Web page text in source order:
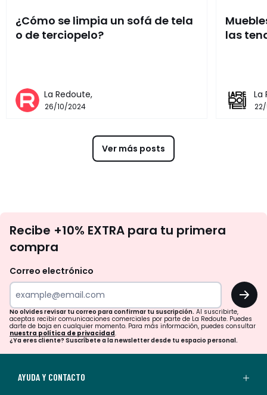
¿Cómo se limpia un sofá de tela
o de terciopelo?
La Redoute,
26/10/2024
las
La
Ver más posts
te
tu
para
confirmar
tu
suscripción.
Recibe +10% EXTRA para tu primera
compra
Correo electrónico
OK
No olvides revisar tu correo para confirmar tu suscripción. Al suscribirte,
aceptas recibir comunicaciones comerciales por parte de La Redoute. Puedes
darte de baja en cualquier momento. Para más información, puedes consultar
nuestra política de privacidad.
¿Ya eres cliente? Suscríbete a la newsletter desde tu espacio personal.
AYUDA Y CONTACTO